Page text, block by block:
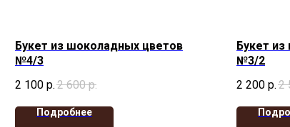
Букет из шоколадных цветов
№4/3
2 100 р. 2 600 р.
Подробнее
Букет
№3/2
2 200 р. 2